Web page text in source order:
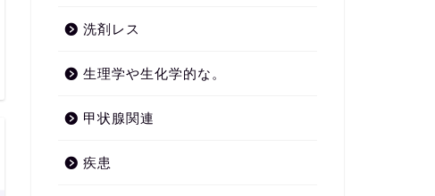
洗剤レス
生理学や生化学的な。
甲状腺関連
疾患